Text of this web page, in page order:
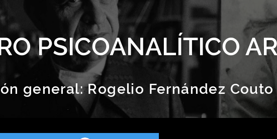
PSICOANALÍTICO
general:Rogelio Fernández Couto